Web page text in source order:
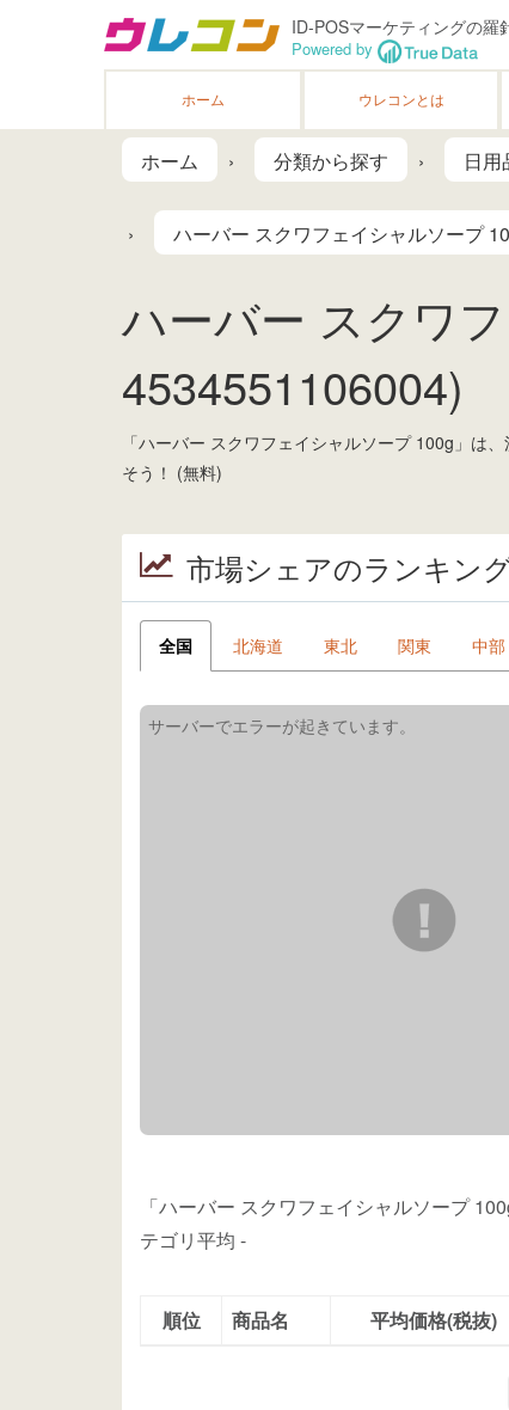
ID-POSマーケティングの羅
Powered by
ホーム ウレコンとは
ホーム 分類から探す 日用
ハーバー スクワフェイシャルソープ
ハーバー スクワ
4534551106004)
「ハーバー スクワフェイシャルソープ 100g」は
そう！ (無料)
市場シェアのランキン
全国 北海道 東北 関東 中部
「ハーバー スクワフェイシャルソープ
テゴリ平均 -
順位 商品名 平均価格(税抜)